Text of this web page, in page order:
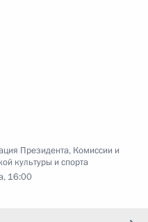
Президента, Комиссии и
культуры и спорта
16:00